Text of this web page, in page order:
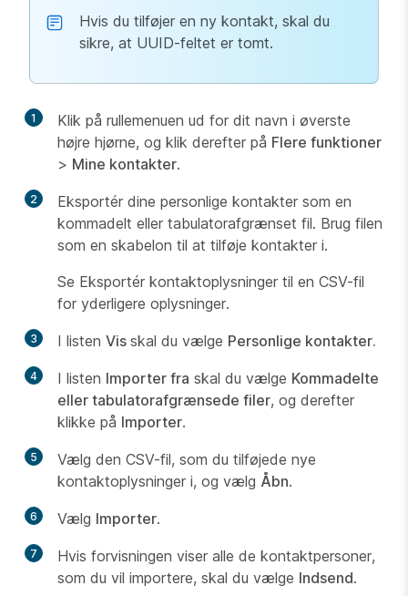
Hvis du tilføjer en ny kontakt, skal du
sikre, at UUID-feltet er tomt.
1
Klik på rullemenuen ud for dit navn i øverste
højre hjørne, og klik derefter på Flere funktioner
> Mine kontakter.
2
Eksportér dine personlige kontakter som en
kommadelt eller tabulatorafgrænset fil. Brug filen
som en skabelon til at tilføje kontakter i.
Se Eksportér kontaktoplysninger til en CSV-fil
for yderligere oplysninger.
3 I listen Vis skal du vælge Personlige kontakter.
4 I listen Importer fra skal du vælge Kommadelte
eller tabulatorafgrænsede filer, og derefter
klikke på Importer.
5
Vælg den CSV-fil, som du tilføjede nye
kontaktoplysninger i, og vælg Åbn.
6 Vælg Importer.
7
Hvis forvisningen viser alle de kontaktpersoner,
som du vil importere, skal du vælge Indsend.